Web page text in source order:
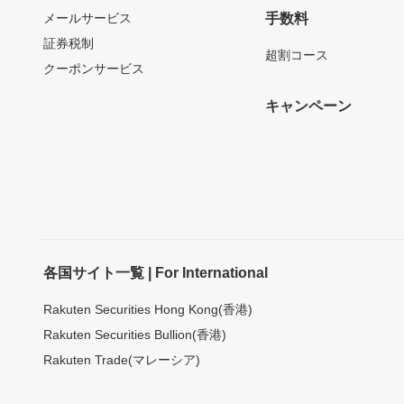
メールサービス
証券税制
クーポンサービス
手数料
超割コース
キャンペーン
各国サイト一覧 | For International
Rakuten Securities Hong Kong(香港)
Rakuten Securities Bullion(香港)
Rakuten Trade(マレーシア)